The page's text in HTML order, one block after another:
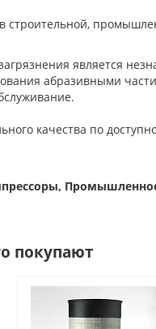
в строительной,
является
абразивными
качества по
покупают